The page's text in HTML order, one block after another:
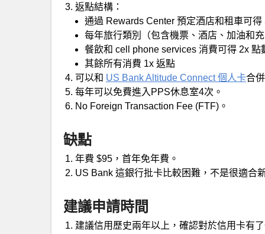
返點結構：
通過 Rewards Center 預定酒店和租車可得
每年旅行類別（包含機票、酒店、加油和
餐飲和 cell phone services 消費可得 2x 點
其餘所有消費 1x 返點
可以和 US Bank Altitude Connect 個人卡合
每年可以免費進入PPS休息室4次。
No Foreign Transaction Fee (FTF)。
缺點
年費 $95，首年免年費。
US Bank 這銀行批卡比較困難，不是很適合
建議申請時間
建議信用歷史兩年以上，確認對於信用卡有